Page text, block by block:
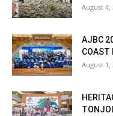
August 4,
AJBC
COAST
August 1,